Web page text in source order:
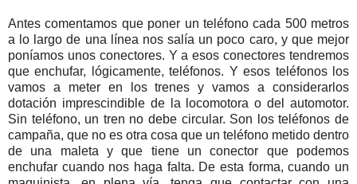
Antes comentamos que poner un teléfono cada 500 metros
a lo largo de una línea nos salía un poco caro, y que mejor
poníamos unos conectores. Y a esos conectores tendremos
que enchufar, lógicamente, teléfonos. Y esos teléfonos los
vamos a meter en los trenes y vamos a considerarlos
dotación imprescindible de la locomotora o del automotor.
Sin teléfono, un tren no debe circular. Son los teléfonos de
campaña, que no es otra cosa que un teléfono metido dentro
de una maleta y que tiene un conector que podemos
enchufar cuando nos haga falta. De esta forma, cuando un